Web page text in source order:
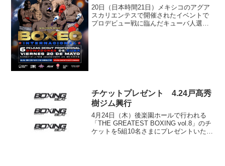
20日（日本時間21日）メキシコのアグア
スカリエンテスで開催されたイベントで
プロデビュー戦に臨んだキューバ人選手6
チケットプレゼント 4.24戸髙秀
樹ジム興行
4月24日（木）後楽園ホールで行われる
「THE GREATEST BOXING vol.8」のチ
ケットを5組10名さまにプレゼントいたし